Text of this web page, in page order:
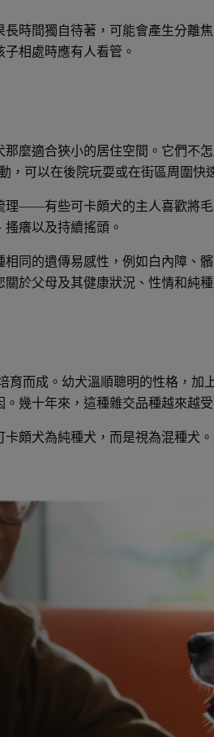
時間獨自待著，可能會產生分離
相處時應有人看管。
麼適合狹小的居住空間。它們不
，可以在後院玩耍或在街區周圍快
——有些可卡頗犬的主人喜歡將
癢以及持續搖頭。
同的遺傳易感性，例如白內障、
於父母及其健康狀況、性情和純
而成。幼犬溫順聰明的性格，
幾十年來，這種雜交品種越來越受
頗犬為純種犬，而是視為混種犬